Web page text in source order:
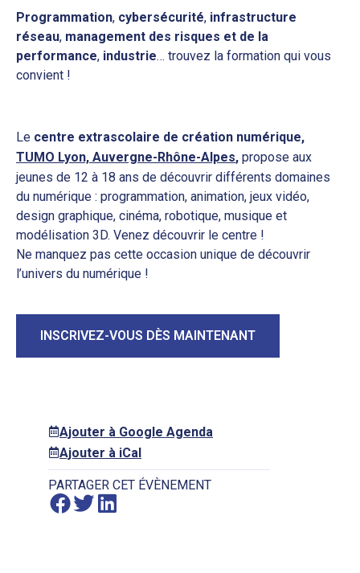
Programmation, cybersécurité, infrastructure
réseau, management des risques et de la
performance, industrie… trouvez la formation qui vous
convient !
Le centre extrascolaire de création numérique,
TUMO Lyon, Auvergne-Rhône-Alpes, propose aux
jeunes de 12 à 18 ans de découvrir différents domaines
du numérique : programmation, animation, jeux vidéo,
design graphique, cinéma, robotique, musique et
modélisation 3D. Venez découvrir le centre !
Ne manquez pas cette occasion unique de découvrir
l’univers du numérique !
INSCRIVEZ-VOUS DÈS MAINTENANT
Ajouter à Google Agenda
Ajouter à iCal
PARTAGER CET ÉVÈNEMENT